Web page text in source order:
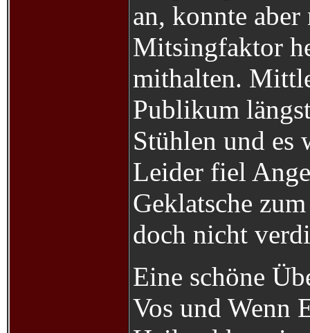
an, konnte
Mitsingfaktor
mithalten.
Publikum
Stühlen und es
Leider fiel
Geklatsche
doch nicht
Eine schöne
Vos und Wenn